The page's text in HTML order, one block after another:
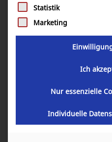
388,42€
GARANTIE
Statistik
Marketing
Ich
Nur essenzielle
Individuelle